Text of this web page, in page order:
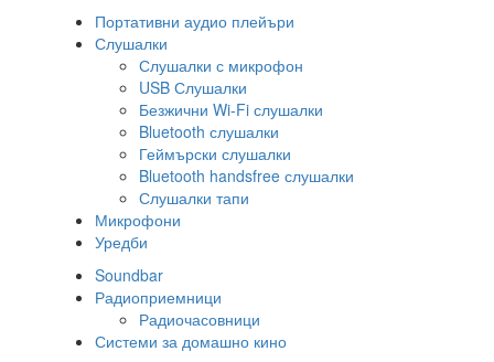
Портативни аудио плейъри
Слушалки
Слушалки с микрофон
USB Слушалки
Безжични Wi-Fi слушалки
Bluetooth слушалки
Геймърски слушалки
Bluetooth handsfree слушалки
Слушалки тапи
Микрофони
Уредби
Soundbar
Радиоприемници
Радиочасовници
Системи за домашно кино